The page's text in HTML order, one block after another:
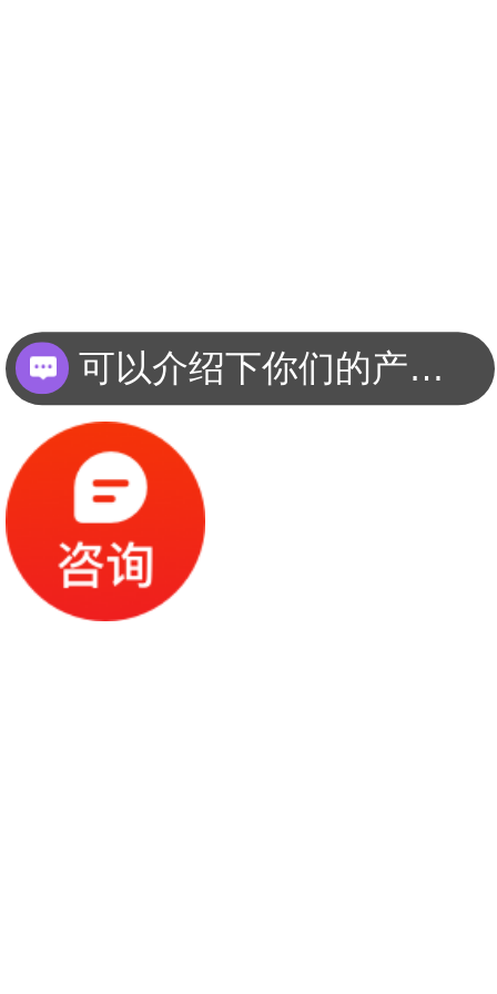
可以介绍下你们的产品么？